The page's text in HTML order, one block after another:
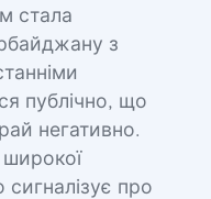
стала
з
публічно, що
негативно.
широкої
про